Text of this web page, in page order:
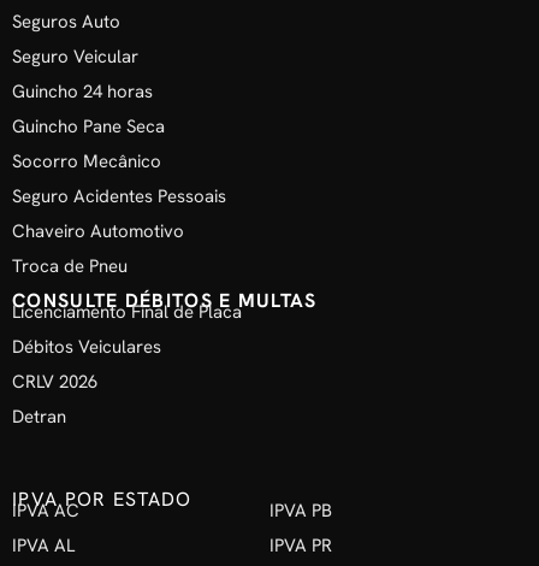
Seguros Auto
Seguro Veicular
Guincho 24 horas
Guincho Pane Seca
Socorro Mecânico
Seguro Acidentes Pessoais
Chaveiro Automotivo
Troca de Pneu
CONSULTE DÉBITOS E MULTAS
Licenciamento Final de Placa
Débitos Veiculares
CRLV 2026
Detran
IPVA POR ESTADO
IPVA AC
IPVA AL
IPVA PB
IPVA PR